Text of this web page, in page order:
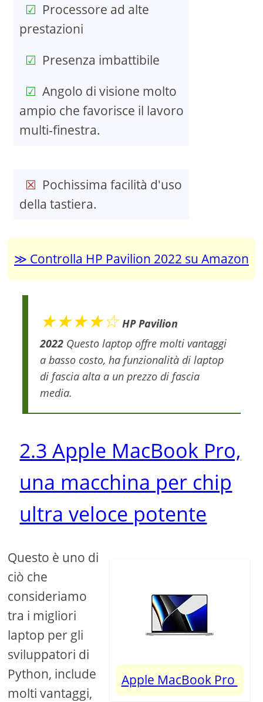
Processore ad alte
prestazioni
Presenza imbattibile
Angolo di visione molto
ampio che favorisce il lavoro
multi-finestra.
Pochissima facilità d'uso
della tastiera.
Controlla HP Pavilion 2022 su Amazon
★★★★☆ HP Pavilion
2022 Questo laptop offre molti vantaggi
a basso costo, ha funzionalità di laptop
di fascia alta a un prezzo di fascia
media.
2.3 Apple MacBook Pro,
una macchina per chip
ultra veloce potente
Apple MacBook Pro
Questo è uno di
ciò che
consideriamo
tra i migliori
laptop per gli
sviluppatori di
Python, include
molti vantaggi,